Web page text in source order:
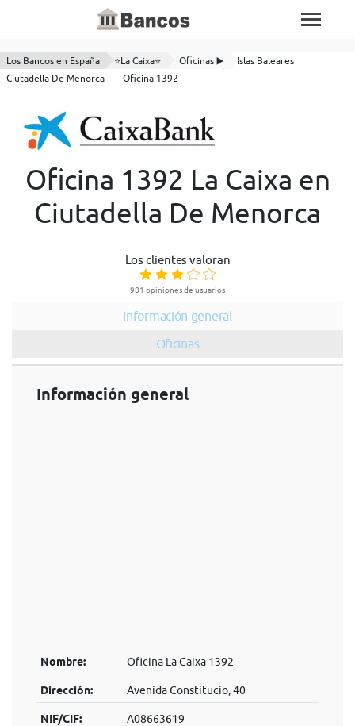
Los Bancos en España ⭐La Caixa⭐ Oficinas ▶️
Islas Baleares
Ciutadella De Menorca
Oficina 1392
Oficina 1392 La Caixa en
Ciutadella De Menorca
Los clientes valoran
981 opiniones de usuarios
Información general
Oficinas
Información general
Nombre: Oficina La Caixa 1392
Dirección: Avenida Constitucio, 40
NIF/CIF: A08663619